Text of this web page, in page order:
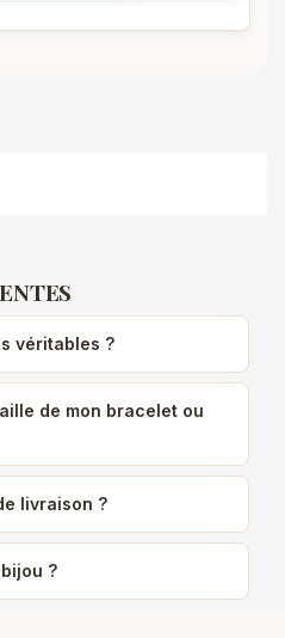
véritables ?
de mon bracelet ou
livraison ?
?